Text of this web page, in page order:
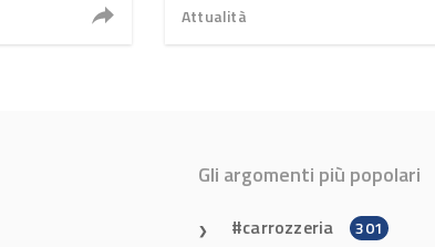
Attualità
Gli argomenti più popolari
carrozzeria 301